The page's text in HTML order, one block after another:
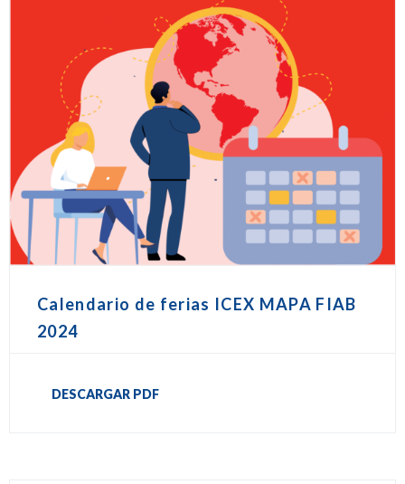
Calendario de ferias ICEX MAPA FIAB
2024
DESCARGAR PDF